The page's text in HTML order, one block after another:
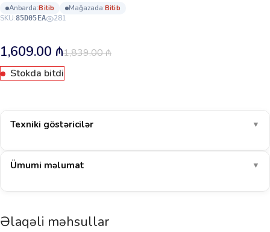
anbarda: bi̇ti̇b mağazada: bi̇ti̇b
SKU:85D05EA 281
1,839.00₼
1,609.00 ₼
Stokda bitdi
Texniki göstəricilər ▼
Ümumi məlumat ▼
Əlaqəli məhsullar